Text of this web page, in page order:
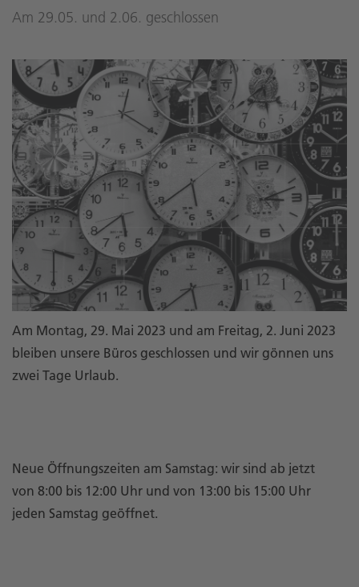
Am 29.05. und 2.06. geschlossen
Am Montag, 29. Mai 2023 und am Freitag, 2. Juni 2023
bleiben unsere Büros geschlossen und wir gönnen uns
zwei Tage Urlaub.
Neue Öffnungszeiten am Samstag: wir sind ab jetzt
von 8:00 bis 12:00 Uhr und von 13:00 bis 15:00 Uhr
jeden Samstag geöffnet.